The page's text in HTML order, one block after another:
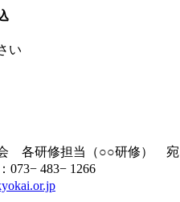
い
会 各研修担当（○○研修） 宛
483− 1266